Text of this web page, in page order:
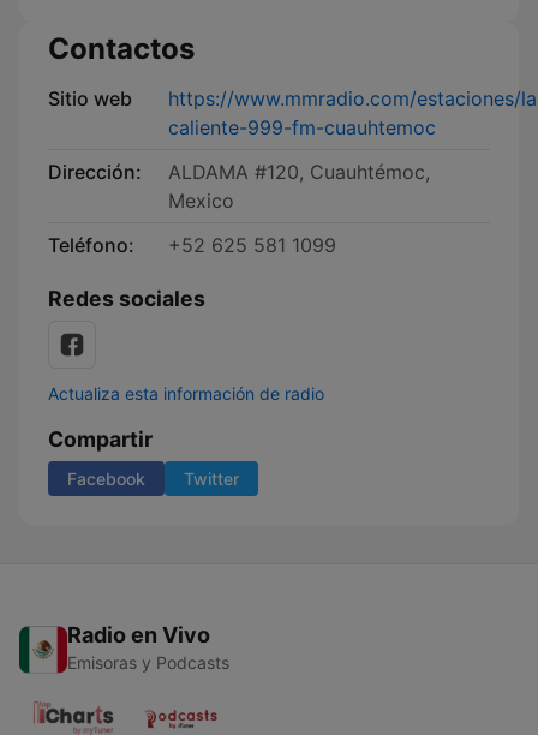
Contactos
Sitio web
https://www.mmradio.com/estaciones/
caliente-999-fm-cuauhtemoc
Dirección:
ALDAMA #120, Cuauhtémoc,
Mexico
Teléfono:
+52 625 581 1099
Redes sociales
Actualiza esta información de radio
Compartir
Facebook Twitter
Radio en Vivo
Emisoras y Podcasts